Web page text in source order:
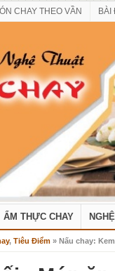
CHAY THEO VẦN BÀI
ẨM THỰC CHAY
, Tiêu Điểm » Nấu chay: